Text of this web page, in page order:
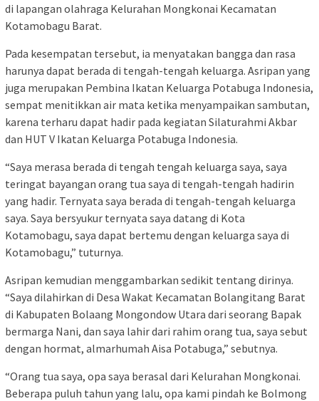
di lapangan olahraga Kelurahan Mongkonai Kecamatan
Kotamobagu Barat.
Pada kesempatan tersebut, ia menyatakan bangga dan rasa
harunya dapat berada di tengah-tengah keluarga. Asripan yang
juga merupakan Pembina Ikatan Keluarga Potabuga Indonesia,
sempat menitikkan air mata ketika menyampaikan sambutan,
karena terharu dapat hadir pada kegiatan Silaturahmi Akbar
dan HUT V Ikatan Keluarga Potabuga Indonesia.
“Saya merasa berada di tengah tengah keluarga saya, saya
teringat bayangan orang tua saya di tengah-tengah hadirin
yang hadir. Ternyata saya berada di tengah-tengah keluarga
saya. Saya bersyukur ternyata saya datang di Kota
Kotamobagu, saya dapat bertemu dengan keluarga saya di
Kotamobagu,” tuturnya.
Asripan kemudian menggambarkan sedikit tentang dirinya.
“Saya dilahirkan di Desa Wakat Kecamatan Bolangitang Barat
di Kabupaten Bolaang Mongondow Utara dari seorang Bapak
bermarga Nani, dan saya lahir dari rahim orang tua, saya sebut
dengan hormat, almarhumah Aisa Potabuga,” sebutnya.
“Orang tua saya, opa saya berasal dari Kelurahan Mongkonai.
Beberapa puluh tahun yang lalu, opa kami pindah ke Bolmong